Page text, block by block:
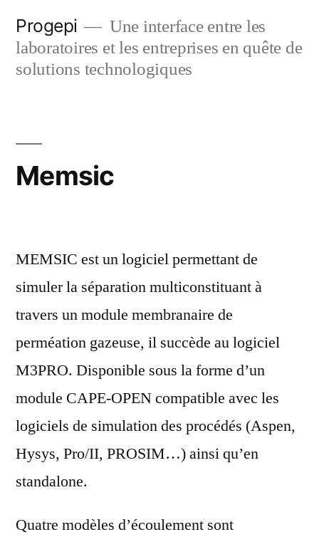
content
Progepi
Une interface entre les
laboratoires et les entreprises en quête de
solutions technologiques
Memsic
MEMSIC est un logiciel permettant de
simuler la séparation multiconstituant à
travers un module membranaire de
perméation gazeuse, il succède au logiciel
M3PRO. Disponible sous la forme d’un
module CAPE-OPEN compatible avec les
logiciels de simulation des procédés (Aspen,
Hysys, Pro/II, PROSIM…) ainsi qu’en
standalone.
Quatre modèles d’écoulement sont